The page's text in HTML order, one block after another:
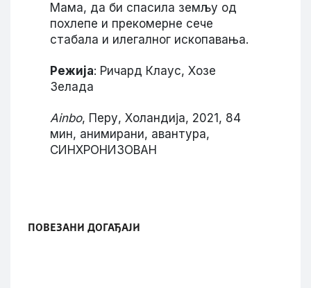
Мама, да би спасила земљу од
похлепе и прекомерне сече
стабала и илегалног ископавања.
Режија: Ричард Клаус, Хозе
Зелада
Ainbo, Перу, Холандија, 2021, 84
мин, анимирани, авантура,
СИНХРОНИЗОВАН
ПОВЕЗАНИ ДОГАЂАЈИ